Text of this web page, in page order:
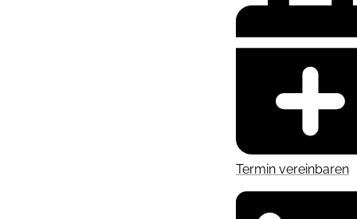
Termin vereinbaren